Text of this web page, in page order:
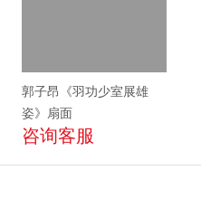
郭子昂《羽功少室展雄
姿》扇面
咨询客服